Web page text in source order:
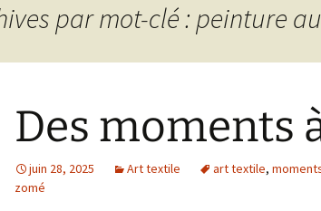
par mot-clé : peinture
Des moments
juin 28, 2025 Art textile art textile,
zomé